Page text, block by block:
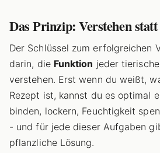
Das Prinzip: Verstehen
Der Schlüssel zum erfolgreichen
darin, die Funktion jeder
verstehen. Erst wenn du weißt,
Rezept ist, kannst du es optimal
binden, lockern, Feuchtigkeit
- und für jede dieser Aufgaben
pflanzliche Lösung.